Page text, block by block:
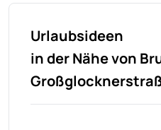
Urlaubsideen
in der Nähe von